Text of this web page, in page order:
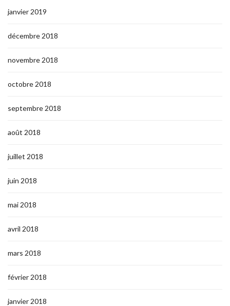
janvier 2019
décembre 2018
novembre 2018
octobre 2018
septembre 2018
août 2018
juillet 2018
juin 2018
mai 2018
avril 2018
mars 2018
février 2018
janvier 2018